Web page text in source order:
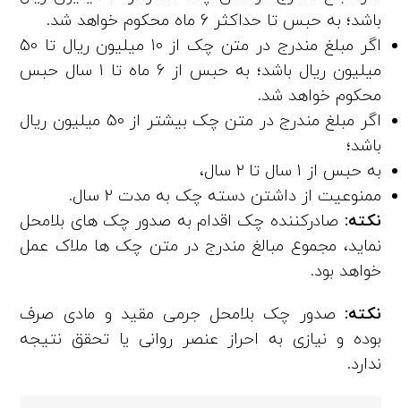
باشد؛ به حبس تا حداکثر 6 ماه محکوم خواهد شد.
اگر مبلغ مندرج در متن چک از 10 میلیون ریال تا 50
میلیون ریال باشد؛ به حبس از 6 ماه تا 1 سال حبس
محکوم خواهد شد.
اگر مبلغ مندرج در متن چک بیشتر از 50 میلیون ریال
باشد؛
به حبس از 1 سال تا 2 سال،
ممنوعیت از داشتن دسته چک به مدت 2 سال.
نکته: صادرکننده چک اقدام به صدور چک ­های بلامحل
نماید، مجموع مبالغ مندرج در متن چک­ ها ملاک عمل
خواهد بود.
نکته: صدور چک بلامحل جرمی مقید و مادی صرف
بوده و نیازی به احراز عنصر روانی یا تحقق نتیجه
ندارد.